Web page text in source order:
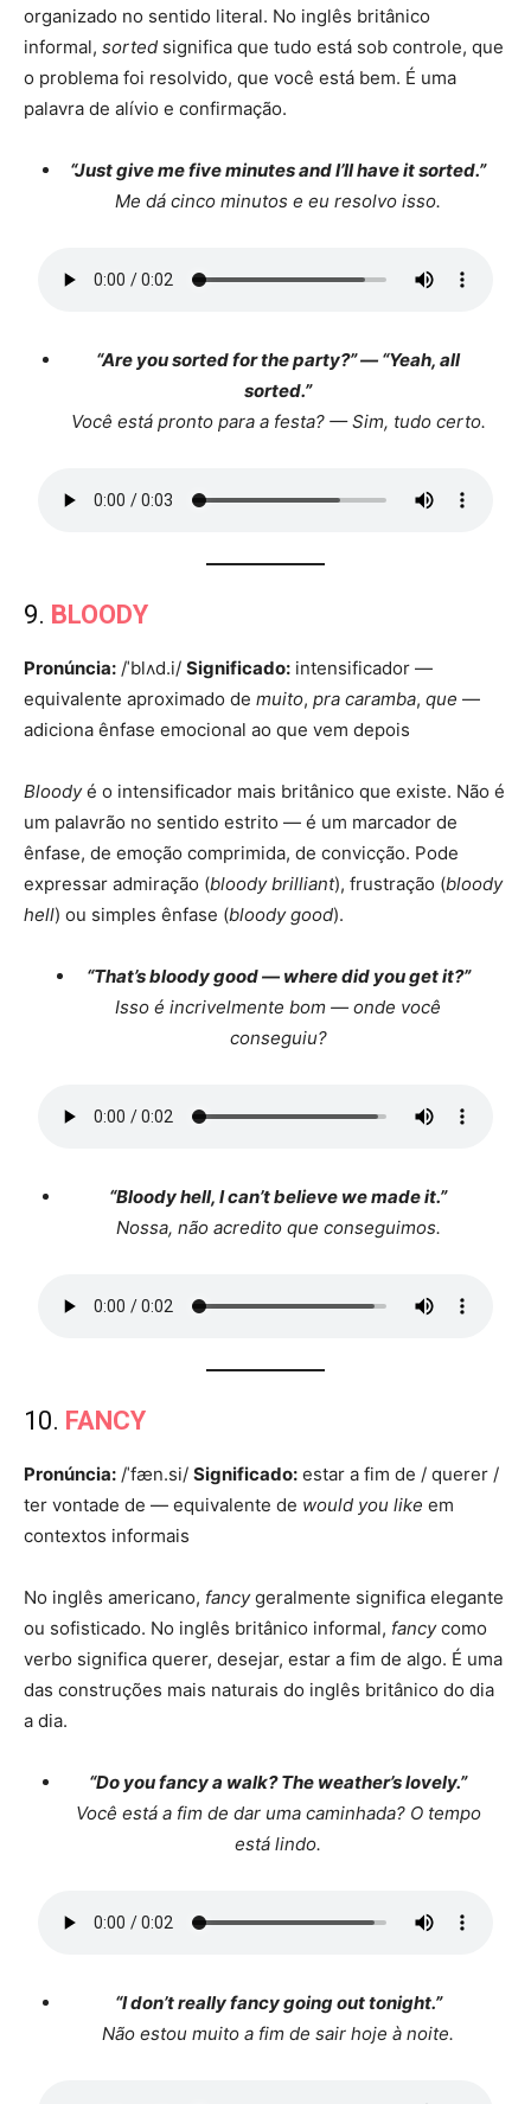
organizado no sentido literal. No inglês britânico
informal, sorted significa que tudo está sob controle, que
o problema foi resolvido, que você está bem. É uma
palavra de alívio e confirmação.
“Just give me five minutes and I’ll have it sorted.”
Me dá cinco minutos e eu resolvo isso.
“Are you sorted for the party?” — “Yeah, all
sorted.”
Você está pronto para a festa? — Sim, tudo certo.
9. BLOODY
Pronúncia: /ˈblʌd.i/ Significado: intensificador —
equivalente aproximado de muito, pra caramba, que —
adiciona ênfase emocional ao que vem depois
Bloodyé o intensificador mais britânico que existe. Não é
um palavrão no sentido estrito — é um marcador de
ênfase, de emoção comprimida, de convicção. Pode
expressar admiração (bloody brilliant), frustração (bloody
hell) ou simples ênfase (bloody good).
“That’s bloody good — where did you get it?”
Isso é incrivelmente bom — onde você
conseguiu?
“Bloody hell, I can’t believe we made it.”
Nossa, não acredito que conseguimos.
10. FANCY
Pronúncia: /ˈfæn.si/ Significado: estar a fim de / querer /
ter vontade de — equivalente de would you like em
contextos informais
No inglês americano, fancygeralmente significa elegante
ou sofisticado. No inglês britânico informal, fancycomo
verbo significa querer, desejar, estar a fim de algo. É uma
das construções mais naturais do inglês britânico do dia
a dia.
“Do you fancy a walk? The weather’s lovely.”
Você está a fim de dar uma caminhada? O tempo
está lindo.
“I don’t really fancy going out tonight.”
Não estou muito a fim de sair hoje à noite.